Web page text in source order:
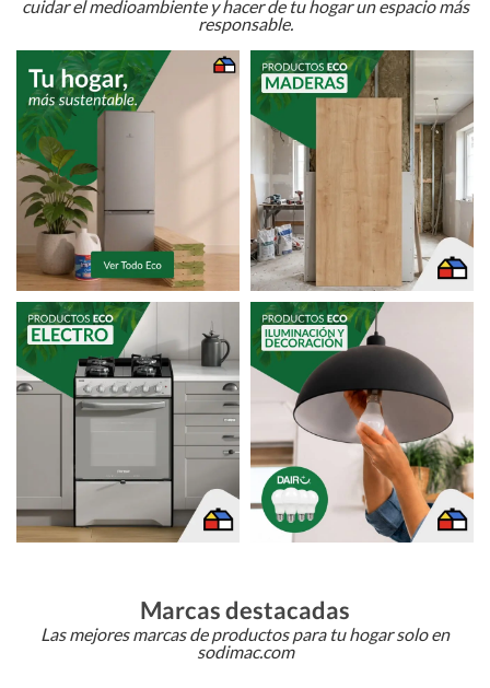
cuidar el medioambiente y hacer de tu hogar un espacio más
responsable.
Marcas destacadas
Las mejores marcas de productos para tu hogar solo en
sodimac.com